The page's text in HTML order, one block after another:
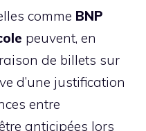
comme BNP
peuvent, en
de billets sur
d’une justification
entre
anticipées lors